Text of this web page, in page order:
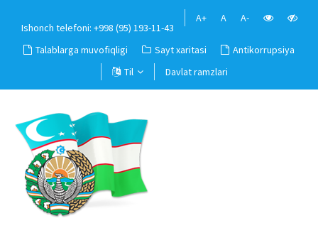
Ishonch telefoni: +998 (95) 193-11-43
A+ A A-
Talablarga muvofiqligi Sayt xaritasi
Antikorrupsiya
Til
Davlat ramzlari